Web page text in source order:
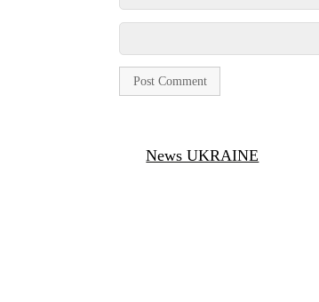
News UKRAINE